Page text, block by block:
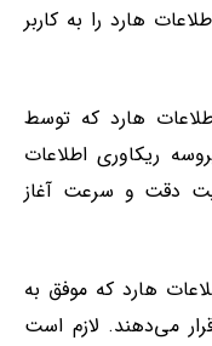
هارد را به کاربر
هارد که توسط
ریکاوری اطلاعات
دقت و سرعت آغاز
هارد که موفق به
می‌دهند. لازم است